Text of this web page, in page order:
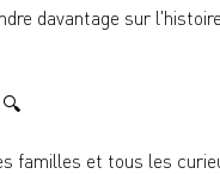
davantage sur
🔍
familles et tous les